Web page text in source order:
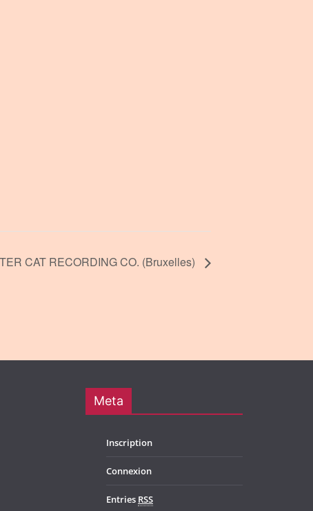
CAT RECORDING CO. (Bruxelles)
Meta
Inscription
Connexion
Entries RSS